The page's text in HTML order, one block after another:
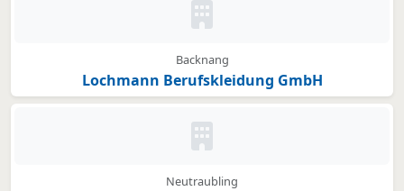
Kein Bild oder Logo hinterlegt
Backnang
Lochmann Berufskleidung GmbH
Kein Bild oder Logo hinterlegt
Neutraubling